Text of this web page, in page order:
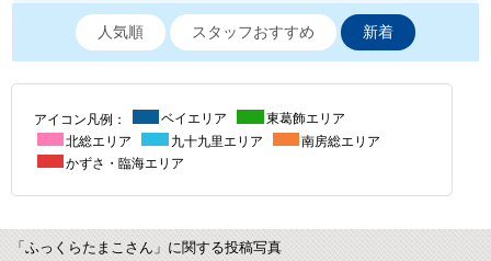
人気順 スタッフおすすめ 新着
アイコン凡例： ベイエリア
東葛飾エリア
北総エリア
九十九里エリア
南房総エリア
かずさ・臨海エリア
「ふっくらたまこさん」に関する投稿写真